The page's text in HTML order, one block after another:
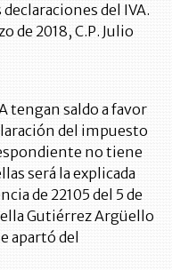
del IVA.
de 2018, C.P. Julio
tengan saldo a favor
del impuesto
no tiene
será la explicada
de 22105 del 5 de
Gutiérrez Argüello
apartó del